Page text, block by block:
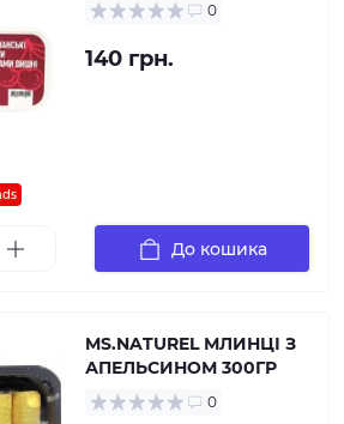
0
140 грн.
До кошика
MS.NATUREL МЛИНЦІ З
АПЕЛЬСИНОМ 300ГР
0